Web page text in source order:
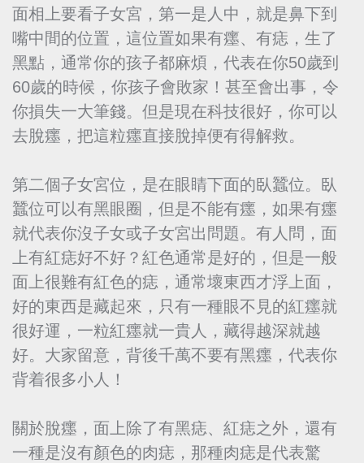
面相上要看子女宮，第一是人中，就是鼻下到
嘴中間的位置，這位置如果有癦、有痣，生了
黑點，通常你的孩子都麻煩，代表在你50歲到
60歲的時候，你孩子會敗家！甚至會出事，令
你損失一大筆錢。但是現在科技很好，你可以
去脫癦，把這粒癦直接脫掉便有得解救。
第二個子女宮位，是在眼睛下面的臥蠶位。臥
蠶位可以有黑眼圈，但是不能有癦，如果有癦
就代表你沒子女或子女宮出問題。有人問，面
上有紅痣好不好？紅色通常是好的，但是一般
面上很難有紅色的痣，通常壞東西才浮上面，
好的東西是藏起來，只有一種眼不見的紅癦就
很好運，一粒紅癦就一貴人，藏得越深就越
好。大家留意，背後千萬不要有黑癦，代表你
背着很多小人！
關於脫癦，面上除了有黑痣、紅痣之外，還有
一種是沒有顏色的肉痣，那種肉痣是代表驚